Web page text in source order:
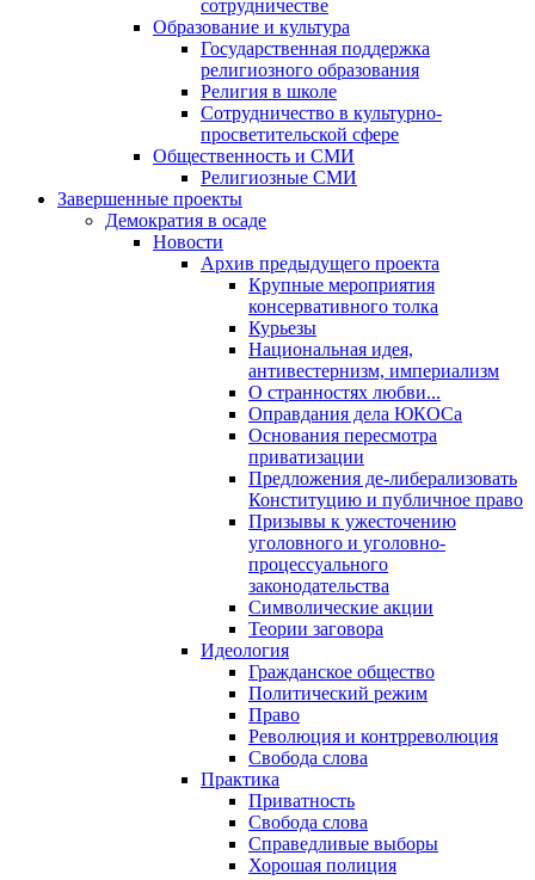
сотрудничестве
Образование и культура
Государственная поддержка
религиозного образования
Религия в школе
Сотрудничество в культурно-
просветительской сфере
Общественность и СМИ
Религиозные СМИ
Завершенные проекты
Демократия в осаде
Новости
Архив предыдущего проекта
Крупные мероприятия
консервативного толка
Курьезы
Национальная идея,
антивестернизм, империализм
О странностях любви...
Оправдания дела ЮКОСа
Основания пересмотра
приватизации
Предложения де-либерализовать
Конституцию и публичное право
Призывы к ужесточению
уголовного и уголовно-
процессуального
законодательства
Символические акции
Теории заговора
Идеология
Гражданское общество
Политический режим
Право
Революция и контрреволюция
Свобода слова
Практика
Приватность
Свобода слова
Справедливые выборы
Хорошая полиция